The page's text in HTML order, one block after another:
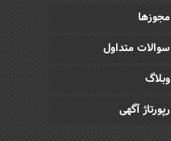
مجوزها
سوالات متداول
وبلاگ
رپورتاژ آگهی